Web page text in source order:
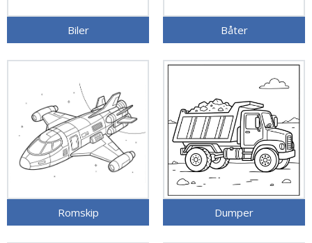
Biler Båter
Romskip Dumper